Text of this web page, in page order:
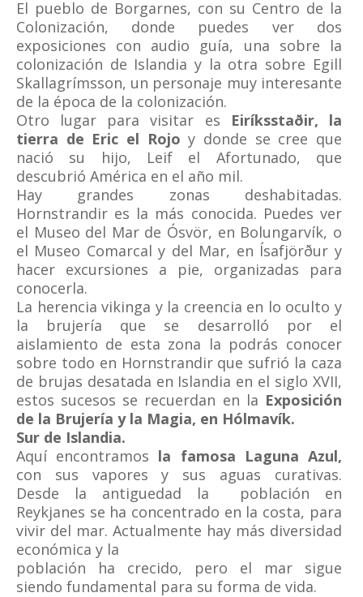
El pueblo de Borgarnes, con su Centro de la
Colonización, donde puedes ver dos
exposiciones con audio guía, una sobre la
colonización de Islandia y la otra sobre Egill
Skallagrímsson, un personaje muy interesante
de la época de la colonización.
Otro lugar para visitar es Eiríksstaðir, la
tierra de Eric el Rojo y donde se cree que
nació su hijo, Leif el Afortunado, que
descubrió América en el año mil.
Hay grandes zonas deshabitadas.
Hornstrandir es la más conocida. Puedes ver
el Museo del Mar de Ósvör, en Bolungarvík, o
el Museo Comarcal y del Mar, en Ísafjörður y
hacer excursiones a pie, organizadas para
conocerla.
La herencia vikinga y la creencia en lo oculto y
la brujería que se desarrolló por el
aislamiento de esta zona la podrás conocer
sobre todo en Hornstrandir que sufrió la caza
de brujas desatada en Islandia en el siglo XVII,
estos sucesos se recuerdan en la Exposición
de la Brujería y la Magia, en Hólmavík.
Sur de Islandia.
Aquí encontramos la famosa Laguna Azul,
con sus vapores y sus aguas curativas.
Desde la antiguedad la población en
Reykjanes se ha concentrado en la costa, para
vivir del mar. Actualmente hay más diversidad
económica y la
población ha crecido, pero el mar sigue
siendo fundamental para su forma de vida.